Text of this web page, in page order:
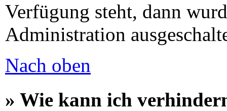
Verfügung steht, dann
Administration
Nach oben
» Wie kann ich